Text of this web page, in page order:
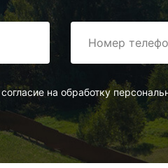
на обработку